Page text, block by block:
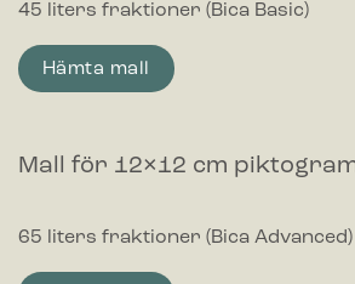
45 liters fraktioner (Bica Basic)
Hämta mall
Mall för 12×12 cm
65 liters fraktioner (Bica Advanced)